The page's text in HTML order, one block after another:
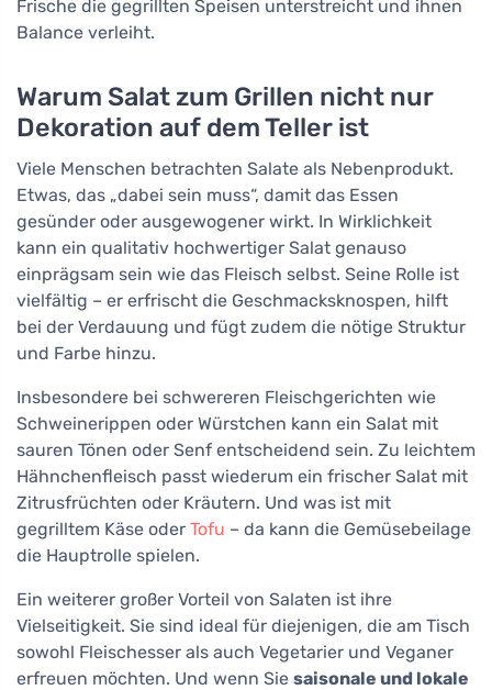
Frische die gegrillten Speisen unterstreicht und ihnen
Balance verleiht.
Warum Salat zum Grillen nicht nur
Dekoration auf dem Teller ist
Viele Menschen betrachten Salate als Nebenprodukt.
Etwas, das „dabei sein muss“, damit das Essen
gesünder oder ausgewogener wirkt. In Wirklichkeit
kann ein qualitativ hochwertiger Salat genauso
einprägsam sein wie das Fleisch selbst. Seine Rolle ist
vielfältig – er erfrischt die Geschmacksknospen, hilft
bei der Verdauung und fügt zudem die nötige Struktur
und Farbe hinzu.
Insbesondere bei schwereren Fleischgerichten wie
Schweinerippen oder Würstchen kann ein Salat mit
sauren Tönen oder Senf entscheidend sein. Zu leichtem
Hähnchenfleisch passt wiederum ein frischer Salat mit
Zitrusfrüchten oder Kräutern. Und was ist mit
gegrilltem Käse oder Tofu – da kann die Gemüsebeilage
die Hauptrolle spielen.
Ein weiterer großer Vorteil von Salaten ist ihre
Vielseitigkeit. Sie sind ideal für diejenigen, die am Tisch
sowohl Fleischesser als auch Vegetarier und Veganer
erfreuen möchten. Und wenn Sie saisonale und lokale